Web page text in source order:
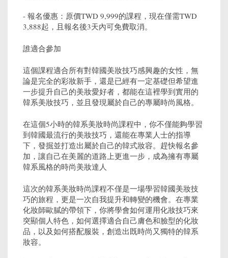
- 報名優惠：原價TWD 9,999的課程，現在僅需TWD
3,888起，且報名後3天內可免費取消。
誰適合參加
這個課程適合所有對韓國美妝技巧感興趣的女性，無
論是完全的彩妝新手，還是已經有一定基礎但希望進
一步提升自己的美妝愛好者，都能在這裡學到實用的
韓系美妝技巧，並且發現屬於自己的專屬時尚風格。
在這個5小時的韓系美妝時尚課程中，你不僅能夠學習
到韓國最流行的美妝技巧，還能在專業人士的指導
下，發掘並打造出屬於自己的韓式妝容。趕快報名參
加，讓自己在美麗的道路上更進一步，成為擁有專屬
韓系風格的時尚美妝達人
這次的韓系美妝時尚課程不僅是一場學習韓國美妝技
巧的旅程，更是一次自我提升和轉變的機會。在專業
化妝師歐膩的帶領下，你將學會如何運用化妝技巧來
突顯個人特色，如何選擇適合自己膚色和臉型的化妝
品，以及如何搭配服裝，創造出既時尚又獨特的韓系
妝容。